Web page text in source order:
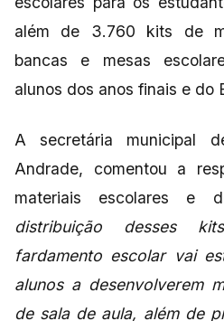
além de 3.760 kits de
bancas e mesas
alunos dos anos finais e do
A secretária municipal
Andrade, comentou a
materiais escolares e
distribuição desses
fardamento escolar vai
alunos a desenvolverem
de sala de aula, além de